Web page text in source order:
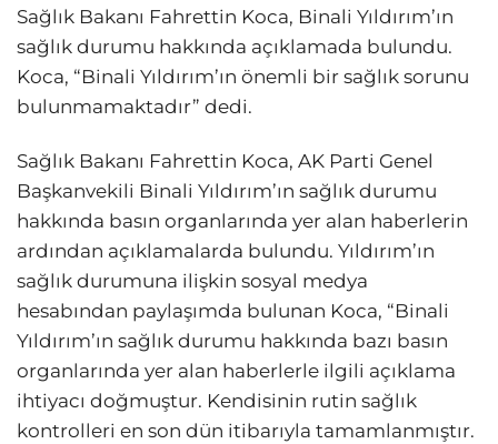
Sağlık Bakanı Fahrettin Koca, Binali Yıldırım’ın
sağlık durumu hakkında açıklamada bulundu.
Koca, “Binali Yıldırım’ın önemli bir sağlık sorunu
bulunmamaktadır” dedi.
Sağlık Bakanı Fahrettin Koca, AK Parti Genel
Başkanvekili Binali Yıldırım’ın sağlık durumu
hakkında basın organlarında yer alan haberlerin
ardından açıklamalarda bulundu. Yıldırım’ın
sağlık durumuna ilişkin sosyal medya
hesabından paylaşımda bulunan Koca, “Binali
Yıldırım’ın sağlık durumu hakkında bazı basın
organlarında yer alan haberlerle ilgili açıklama
ihtiyacı doğmuştur. Kendisinin rutin sağlık
kontrolleri en son dün itibarıyla tamamlanmıştır.